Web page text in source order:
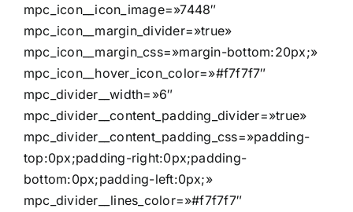
mpc_icon__icon_image=»7448″
mpc_icon__margin_divider=»true»
mpc_icon__margin_css=»margin-bottom:20px;»
mpc_icon__hover_icon_color=»#f7f7f7″
mpc_divider__width=»6″
mpc_divider__content_padding_divider=»true»
mpc_divider__content_padding_css=»padding-
top:0px;padding-right:0px;padding-
bottom:0px;padding-left:0px;»
mpc_divider__lines_color=»#f7f7f7″